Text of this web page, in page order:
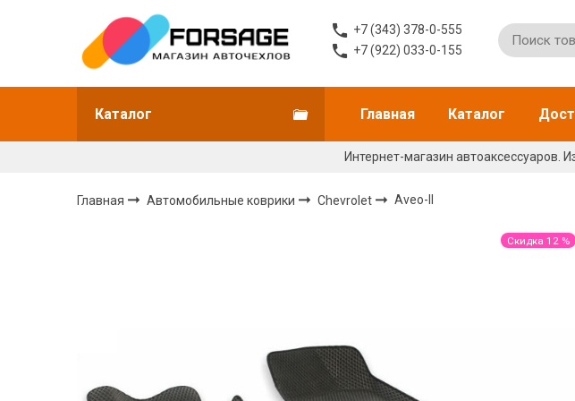
+7 (343) 378-0-555
+7 (922) 033-0-155
Каталог Главная Каталог
Интернет-магазин автоаксессуаров.
Главная Автомобильные коврики Chevrolet Aveo-II
Скидка 12 %